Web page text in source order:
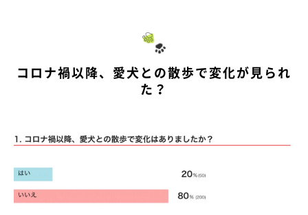
コロナ禍以降、愛犬との散歩で変化が見られ
た？